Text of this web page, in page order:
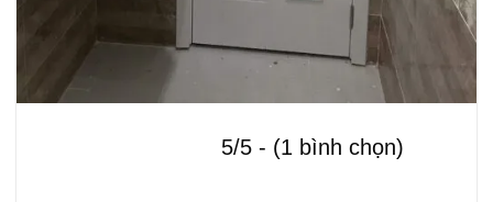
5/5 - (1 bình chọn)